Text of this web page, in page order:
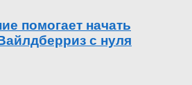
помогает начать
с нуля